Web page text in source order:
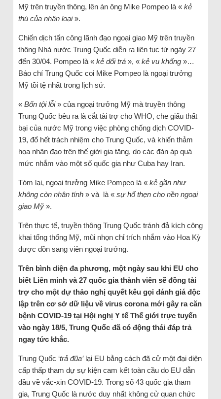
Mỹ trên truyền thông, lên án ông Mike Pompeo là « kẻ
thù của nhân loại».
Chiến dịch tấn công lãnh đạo ngoại giao Mỹ trên truyền
thông Nhà nước Trung Quốc diễn ra liên tục từ ngày 27
đến 30/04. Pompeo là « kẻ dối trá», « kẻ vu khống»…
Báo chí Trung Quốc coi Mike Pompeo là ngoại trưởng
Mỹ tồi tệ nhất trong lịch sử.
« Bốn tội lỗi» của ngoại trưởng Mỹ mà truyền thông
Trung Quốc bêu ra là cắt tài trợ cho WHO, che giấu thất
bại của nước Mỹ trong việc phòng chống dịch COVID-
19, đổ hết trách nhiệm cho Trung Quốc, và khiến thảm
họa nhân đạo trên thế giới gia tăng, do các đàn áp quá
mức nhắm vào một số quốc gia như Cuba hay Iran.
Tóm lại, ngoại trưởng Mike Pompeo là « kẻ gần như
không còn nhân tính» và là « sự hổ thẹn cho nền ngoại
giao Mỹ».
Trên thực tế, truyền thông Trung Quốc tránh đả kích công
khai tổng thống Mỹ, mũi nhọn chỉ trích nhắm vào Hoa Kỳ
được dồn sang viên ngoại trưởng.
Trên bình diện đa phương, một ngày sau khi EU cho
biết Liên minh và 27 quốc gia thành viên sẽ đồng tài
trợ cho một dự thảo nghị quyết kêu gọi đánh giá độc
lập trên cơ sở dữ liệu về virus corona mới gây ra căn
bệnh COVID-19 tại Hội nghị Y tế Thế giới trực tuyến
vào ngày 18/5, Trung Quốc đã có động thái đáp trả
ngay tức khắc.
Trung Quốc ‘trả đũa’lại EU bằng cách đã cử một đại diện
cấp thấp tham dự sự kiện cam kết toàn cầu do EU dẫn
đầu về vắc-xin COVID-19. Trong số 43 quốc gia tham
gia, Trung Quốc là nước duy nhất không cử quan chức